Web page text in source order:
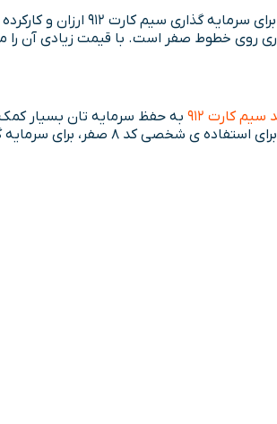
کم ریسک ترین سیم
روی خطوط صفر است. با قیمت زیادی آن را
سیم کارت 912 به حفظ سرمایه تان بسیار کمک می
برای سرمایه گذاری کد 7 و 6 کارکرده بهتر است.